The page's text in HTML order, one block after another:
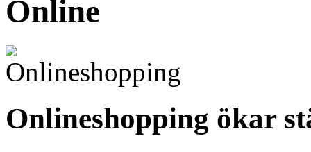
Online
Onlineshopping ökar